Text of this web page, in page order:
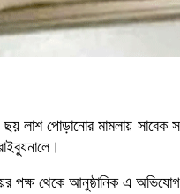
লাশ পোড়ানোর মামলায়
পক্ষ থেকে আনুষ্ঠানিক এ